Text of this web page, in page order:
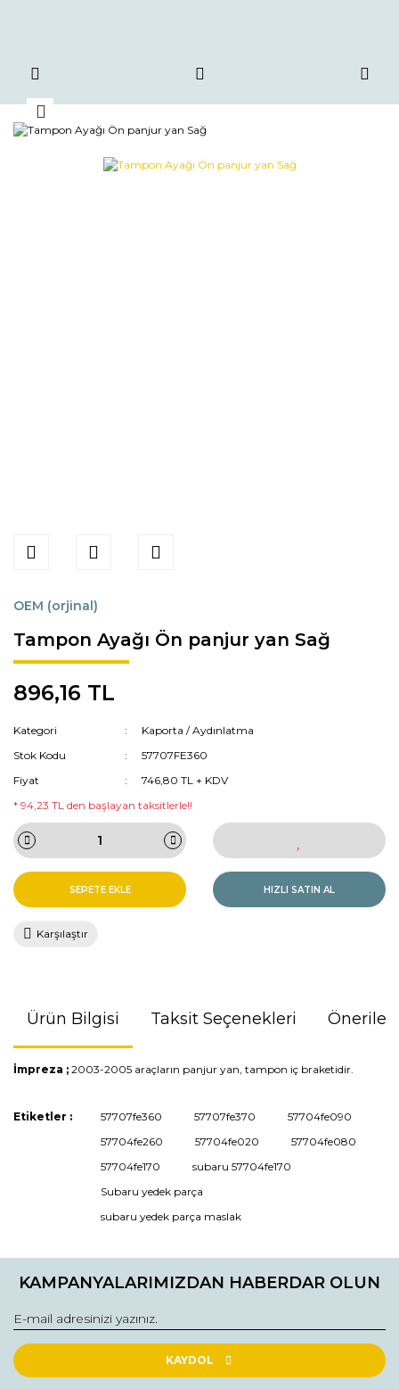
OEM (orjinal)
Tampon Ayağı Ön panjur yan Sağ
896,16 TL
Kategori
Kaporta / Aydınlatma
Stok Kodu
57707FE360
Fiyat
746,80 TL + KDV
* 94,23 TL den başlayan taksitlerle!!
SEPETE EKLE HIZLI SATIN AL
Karşılaştır
Ürün Bilgisi Taksit Seçenekleri
İmpreza ; 2003-2005 araçların panjur yan, tampon iç braketidir.
Bu ürünün fiyat bilgisi, resim, ürün açıklamalarında ve diğer
kullanarak tarafımıza iletebilirsiniz.
Görüş ve önerileriniz için teşekkür ederiz.
Ürün bilgilerinde hatalar bulunuyor.
Ürün fiyatı diğer sitelerden daha pahalı.
Etiketler : 57707fe360 57707fe370
57704fe090
57704fe260
57704fe020
57704fe080
57704fe170
subaru 57704fe170
Subaru yedek parça
subaru yedek parça maslak
KAMPANYALARIMIZDAN HABERDAR OLUN
KAYDOL